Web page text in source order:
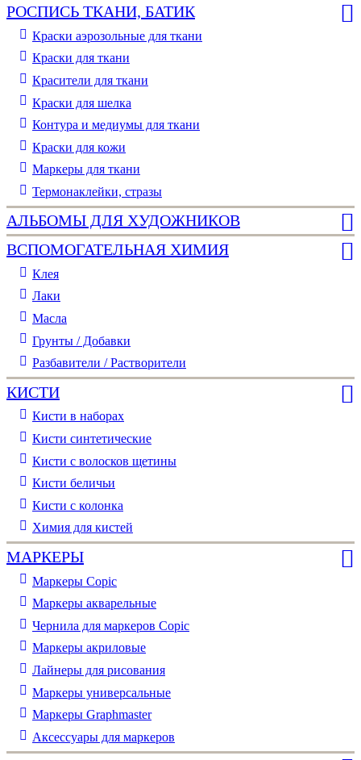
РОСПИСЬ ТКАНИ, БАТИК
Краски аэрозольные для ткани
Краски для ткани
Красители для ткани
Краски для шелка
Контура и медиумы для ткани
Краски для кожи
Маркеры для ткани
Термонаклейки, стразы
АЛЬБОМЫ ДЛЯ ХУДОЖНИКОВ
ВСПОМОГАТЕЛЬНАЯ ХИМИЯ
Клея
Лаки
Масла
Грунты / Добавки
Разбавители / Растворители
КИСТИ
Кисти в наборах
Кисти синтетические
Кисти с волосков щетины
Кисти беличьи
Кисти с колонка
Химия для кистей
МАРКЕРЫ
Маркеры Copic
Маркеры акварельные
Чернила для маркеров Copic
Маркеры акриловые
Лайнеры для рисования
Маркеры универсальные
Маркеры Graphmaster
Аксессуары для маркеров